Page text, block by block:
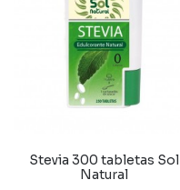
Stevia 300 tabletas Sol
Natural